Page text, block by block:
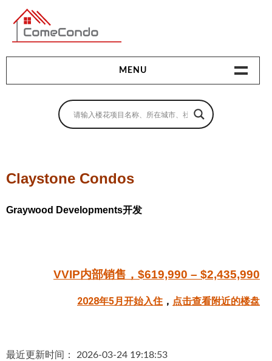
多伦多最新最全的楼花搜索引擎
MENU
地产相关
卖房指南
贷款指南
楼花大全
Claystone Condos
Graywood Developments开发
VVIP内部销售，$619,990 – $2,435,990
2028年5月开始入住 ， 点击查看附近的楼盘
最近更新时间： 2026-03-24 19:18:53